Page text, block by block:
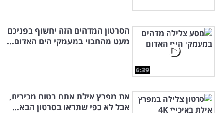
6:39
הסרטון המדהים הזה יחשוף בפניכם
מעט מהחבוי במעמקי הים האדום...
את מפרץ אילת אתם בטוח מכירים,
אבל לא כפי שתראו בסרטון הבא...